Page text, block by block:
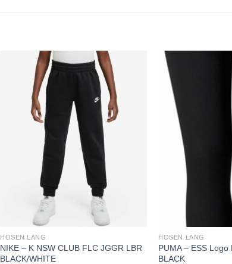
wishlist
HOSEN LANG
NIKE – K NSW CLUB FLC JGGR LBR
BLACK/WHITE
HOSEN LANG
PUMA – ESS
BLACK